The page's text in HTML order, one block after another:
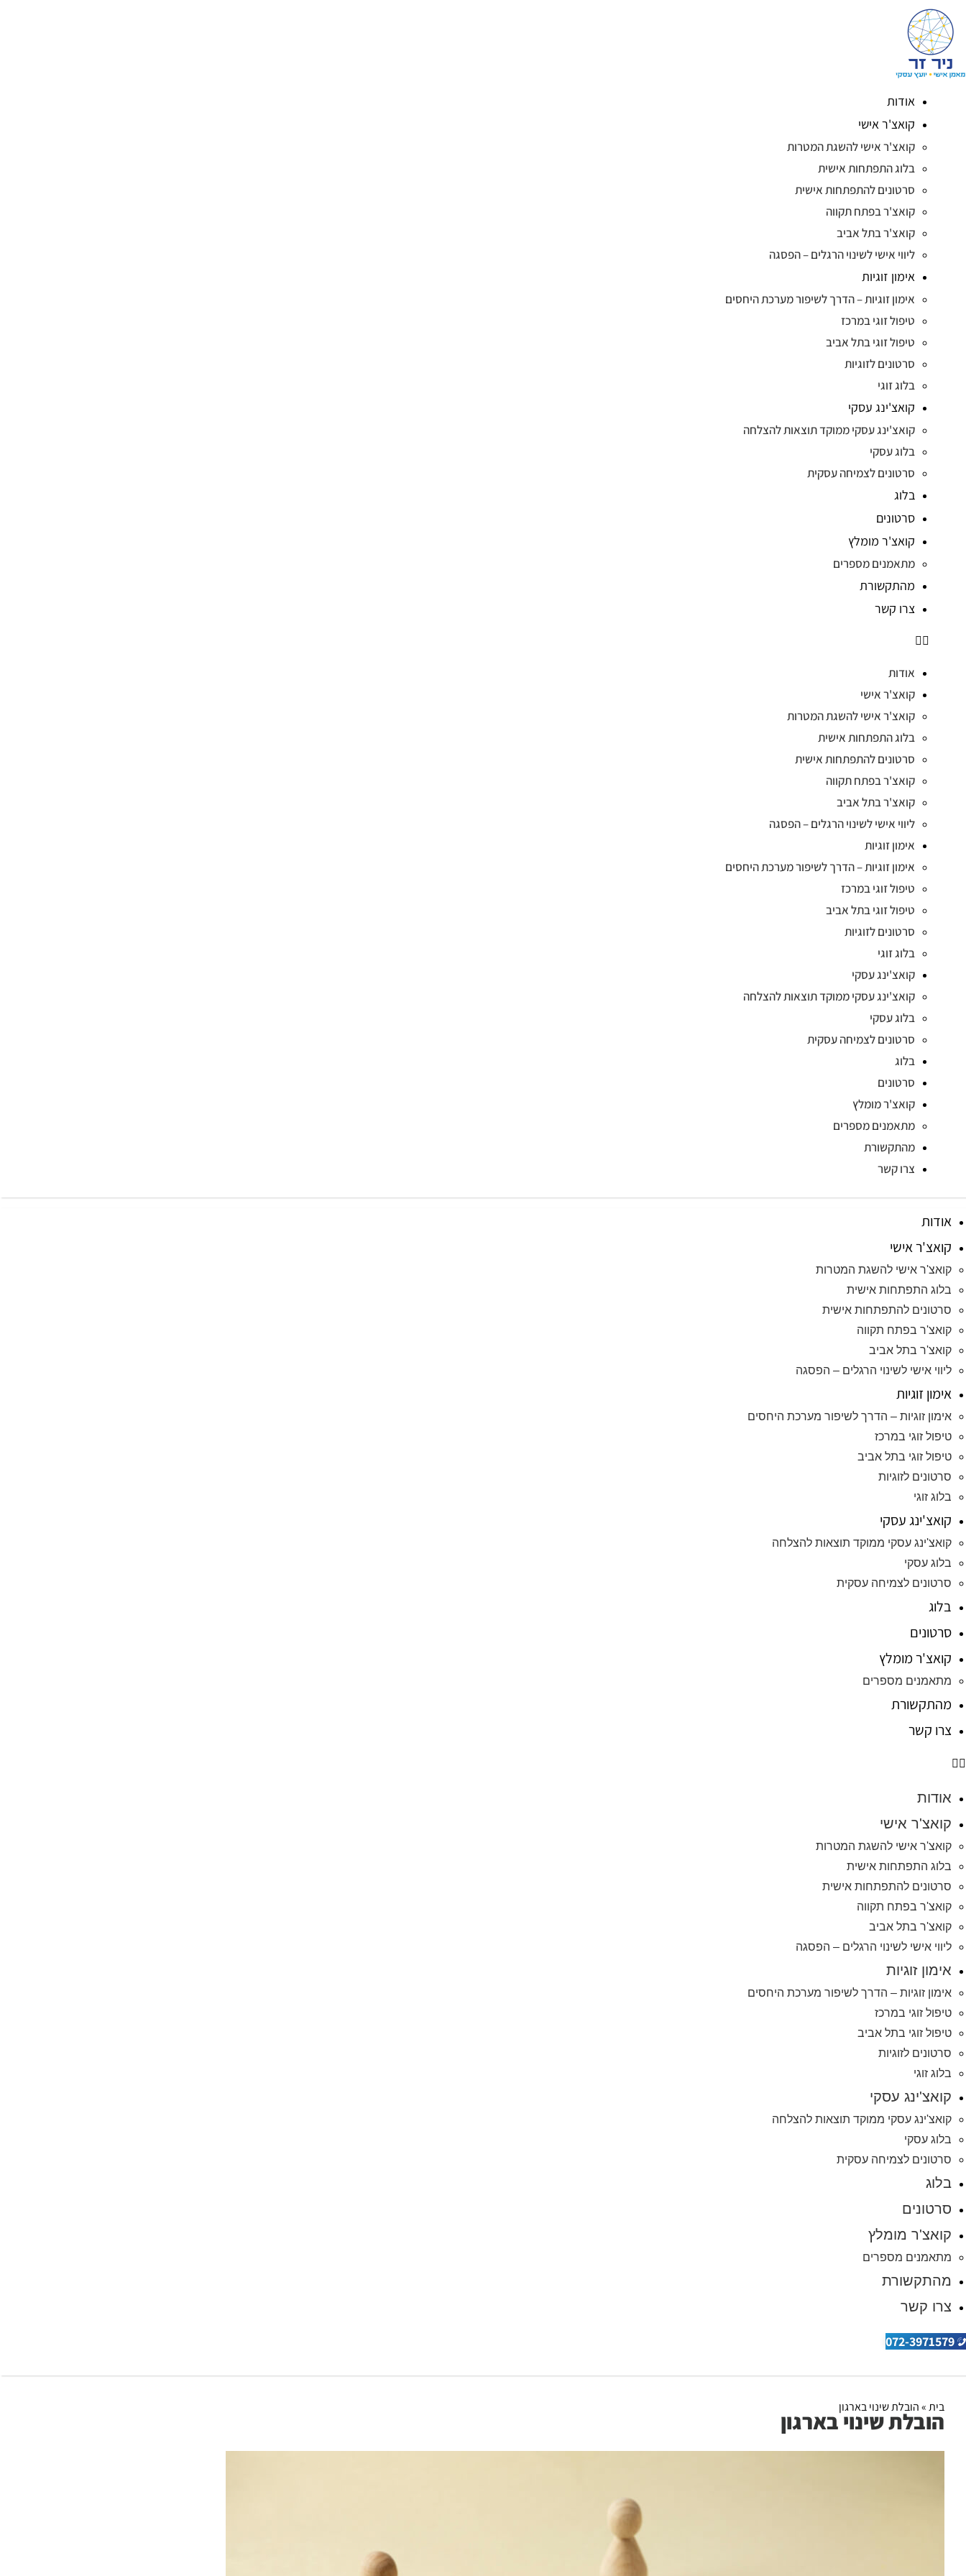
אודות
קואצ'ר אישי
קואצ'ר אישי להשגת המטרות
בלוג התפתחות אישית
סרטונים להתפתחות אישית
קואצ'ר בפתח תקווה
קואצ'ר בתל אביב
ליווי אישי לשינוי הרגלים – הפסגה
אימון זוגיות
אימון זוגיות – הדרך לשיפור מערכת היחסים
טיפול זוגי במרכז
טיפול זוגי בתל אביב
סרטונים לזוגיות
בלוג זוגי
קואצ'ינג עסקי
קואצ'ינג עסקי ממוקד תוצאות להצלחה
בלוג עסקי
סרטונים לצמיחה עסקית
בלוג
סרטונים
קואצ'ר מומלץ
מתאמנים מספרים
מהתקשורת
צרו קשר
אודות
קואצ'ר אישי
קואצ'ר אישי להשגת המטרות
בלוג התפתחות אישית
סרטונים להתפתחות אישית
קואצ'ר בפתח תקווה
קואצ'ר בתל אביב
ליווי אישי לשינוי הרגלים – הפסגה
אימון זוגיות
אימון זוגיות – הדרך לשיפור מערכת היחסים
טיפול זוגי במרכז
טיפול זוגי בתל אביב
סרטונים לזוגיות
בלוג זוגי
קואצ'ינג עסקי
קואצ'ינג עסקי ממוקד תוצאות להצלחה
בלוג עסקי
סרטונים לצמיחה עסקית
בלוג
סרטונים
קואצ'ר מומלץ
מתאמנים מספרים
מהתקשורת
צרו קשר
אודות
קואצ'ר אישי
קואצ'ר אישי להשגת המטרות
בלוג התפתחות אישית
סרטונים להתפתחות אישית
קואצ'ר בפתח תקווה
קואצ'ר בתל אביב
ליווי אישי לשינוי הרגלים – הפסגה
אימון זוגיות
אימון זוגיות – הדרך לשיפור מערכת היחסים
טיפול זוגי במרכז
טיפול זוגי בתל אביב
סרטונים לזוגיות
בלוג זוגי
קואצ'ינג עסקי
קואצ'ינג עסקי ממוקד תוצאות להצלחה
בלוג עסקי
סרטונים לצמיחה עסקית
בלוג
סרטונים
קואצ'ר מומלץ
מתאמנים מספרים
מהתקשורת
צרו קשר
אודות
קואצ'ר אישי
קואצ'ר אישי להשגת המטרות
בלוג התפתחות אישית
סרטונים להתפתחות אישית
קואצ'ר בפתח תקווה
קואצ'ר בתל אביב
ליווי אישי לשינוי הרגלים – הפסגה
אימון זוגיות
אימון זוגיות – הדרך לשיפור מערכת היחסים
טיפול זוגי במרכז
טיפול זוגי בתל אביב
סרטונים לזוגיות
בלוג זוגי
קואצ'ינג עסקי
קואצ'ינג עסקי ממוקד תוצאות להצלחה
בלוג עסקי
סרטונים לצמיחה עסקית
בלוג
סרטונים
קואצ'ר מומלץ
מתאמנים מספרים
מהתקשורת
צרו קשר
072-3971579
בית»הובלת שינוי בארגון
הובלת שינוי בארגון